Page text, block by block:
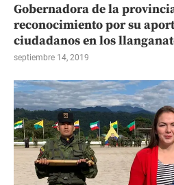
Gobernadora de la
reconocimiento por su
ciudadanos en los
septiembre 14, 2019